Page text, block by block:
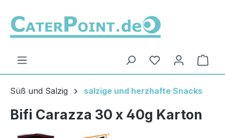
Du hast 0
Süß und Salzig salzige und herzhafte Snacks
Bifi Carazza 30 x 40g Karton